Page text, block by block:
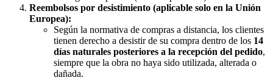
Reembolsos por desistimiento (aplicable solo en la Unión
Europea):
Según la normativa de compras a distancia, los clientes
tienen derecho a desistir de su compra dentro de los 14
días naturales posteriores a la recepción del pedido,
siempre que la obra no haya sido utilizada, alterada o
dañada.